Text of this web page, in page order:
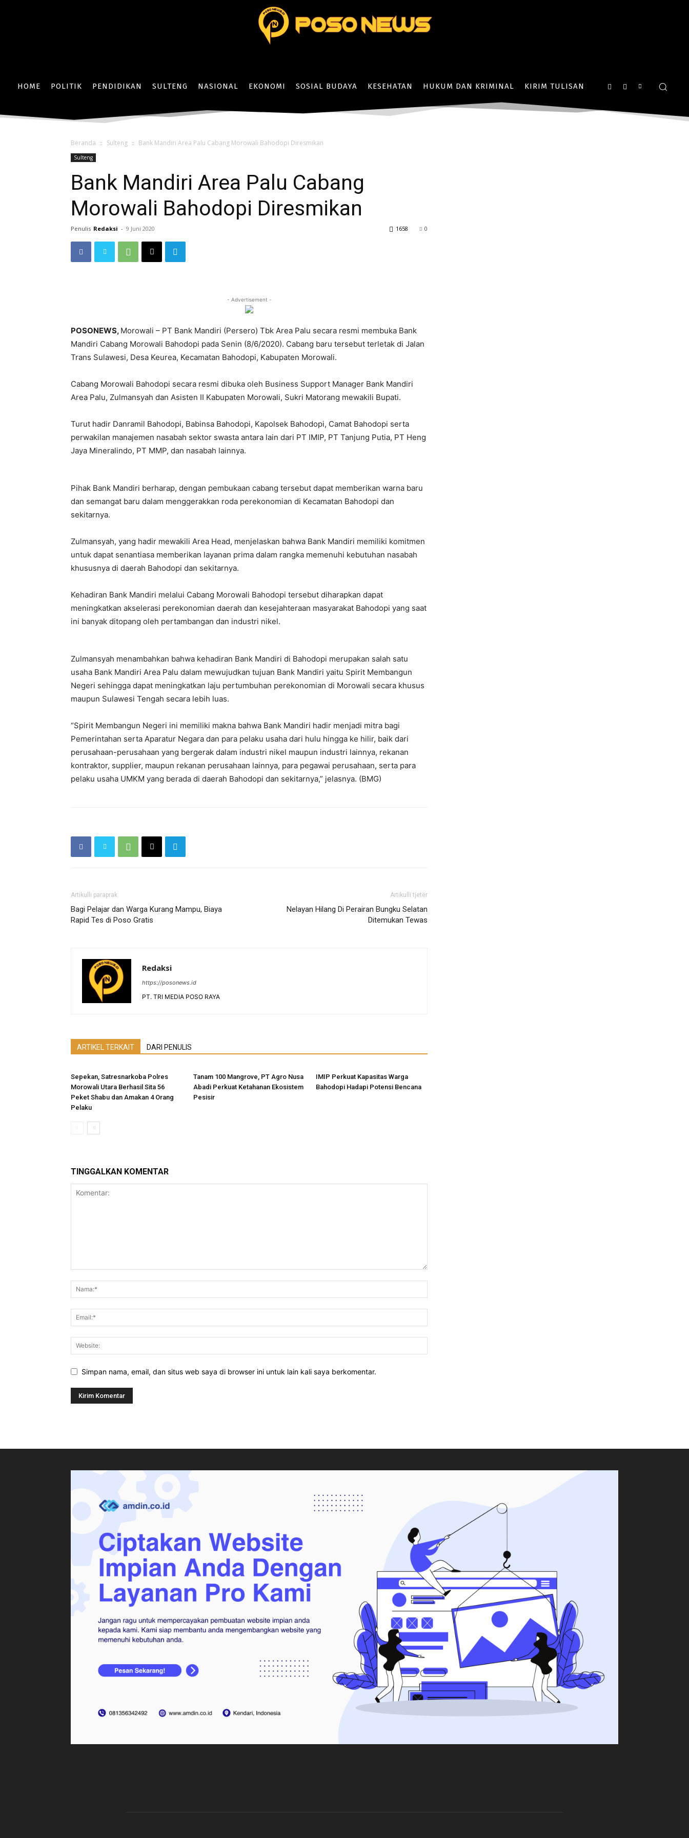
HOME POLITIK PENDIDIKAN SULTENG NASIONAL EKONOMI SOSIAL BUDAYA KESEHATAN HUKUM DAN KRIMINAL KIRIM TULISAN
Beranda Sulteng Bank Mandiri Area Palu Cabang Morowali Bahodopi Diresmikan
Sulteng
Bank Mandiri Area Palu Cabang
Morowali Bahodopi Diresmikan
Penulis Redaksi - 9 Juni 2020 0
1658
- Advertisement -
POSONEWS, Morowali – PT Bank Mandiri (Persero) Tbk Area Palu secara resmi membuka Bank
Mandiri Cabang Morowali Bahodopi pada Senin (8/6/2020). Cabang baru tersebut terletak di Jalan
Trans Sulawesi, Desa Keurea, Kecamatan Bahodopi, Kabupaten Morowali.
Cabang Morowali Bahodopi secara resmi dibuka oleh Business Support Manager Bank Mandiri
Area Palu, Zulmansyah dan Asisten II Kabupaten Morowali, Sukri Matorang mewakili Bupati.
Turut hadir Danramil Bahodopi, Babinsa Bahodopi, Kapolsek Bahodopi, Camat Bahodopi serta
perwakilan manajemen nasabah sektor swasta antara lain dari PT IMIP, PT Tanjung Putia, PT Heng
Jaya Mineralindo, PT MMP, dan nasabah lainnya.
Pihak Bank Mandiri berharap, dengan pembukaan cabang tersebut dapat memberikan warna baru
dan semangat baru dalam menggerakkan roda perekonomian di Kecamatan Bahodopi dan
sekitarnya.
Zulmansyah, yang hadir mewakili Area Head, menjelaskan bahwa Bank Mandiri memiliki komitmen
untuk dapat senantiasa memberikan layanan prima dalam rangka memenuhi kebutuhan nasabah
khususnya di daerah Bahodopi dan sekitarnya.
Kehadiran Bank Mandiri melalui Cabang Morowali Bahodopi tersebut diharapkan dapat
meningkatkan akselerasi perekonomian daerah dan kesejahteraan masyarakat Bahodopi yang saat
ini banyak ditopang oleh pertambangan dan industri nikel.
Zulmansyah menambahkan bahwa kehadiran Bank Mandiri di Bahodopi merupakan salah satu
usaha Bank Mandiri Area Palu dalam mewujudkan tujuan Bank Mandiri yaitu Spirit Membangun
Negeri sehingga dapat meningkatkan laju pertumbuhan perekonomian di Morowali secara khusus
maupun Sulawesi Tengah secara lebih luas.
“Spirit Membangun Negeri ini memiliki makna bahwa Bank Mandiri hadir menjadi mitra bagi
Pemerintahan serta Aparatur Negara dan para pelaku usaha dari hulu hingga ke hilir, baik dari
perusahaan-perusahaan yang bergerak dalam industri nikel maupun industri lainnya, rekanan
kontraktor, supplier, maupun rekanan perusahaan lainnya, para pegawai perusahaan, serta para
pelaku usaha UMKM yang berada di daerah Bahodopi dan sekitarnya,” jelasnya. (BMG)
Artikulli paraprak
Bagi Pelajar dan Warga Kurang Mampu, Biaya
Rapid Tes di Poso Gratis
Artikulli tjetër
Nelayan Hilang Di Perairan Bungku Selatan
Ditemukan Tewas
Redaksi
https://posonews.id
PT. TRI MEDIA POSO RAYA
ARTIKEL TERKAIT DARI PENULIS
Sepekan, Satresnarkoba Polres
Morowali Utara Berhasil Sita 56
Peket Shabu dan Amakan 4 Orang
Pelaku
Tanam 100 Mangrove, PT Agro Nusa
Abadi Perkuat Ketahanan Ekosistem
Pesisir
IMIP Perkuat Kapasitas Warga
Bahodopi Hadapi Potensi Bencana
TINGGALKAN KOMENTAR
Simpan nama, email, dan situs web saya di browser ini untuk lain kali saya berkomentar.